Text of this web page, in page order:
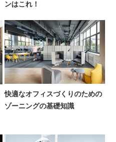
ンはこれ！
快適なオフィスづくりのための
ゾーニングの基礎知識